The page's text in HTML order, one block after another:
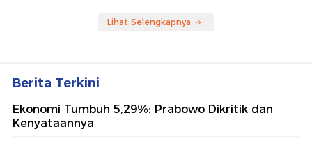
Lihat Selengkapnya
Berita Terkini
Ekonomi Tumbuh 5,29%: Prabowo Dikritik dan
Kenyataannya